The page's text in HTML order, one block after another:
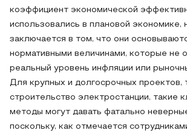
коэффициент экономической
использовались в плановой экономике,
заключается в том, что они
нормативными величинами, которые не
реальный уровень инфляции или
Для крупных и долгосрочных проектов,
строительство электростанции, такие
методы могут давать фатально
поскольку, как отмечается